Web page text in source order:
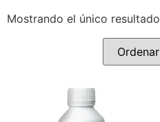
Mostrando el único resultado